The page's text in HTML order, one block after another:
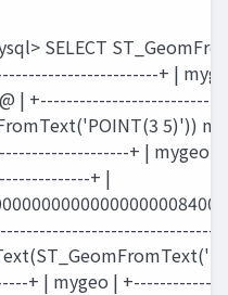
SELECT
+ |
| +---------------------------+
5)'))
+ | mygeo |
+ |
+ | mygeo | +------------+